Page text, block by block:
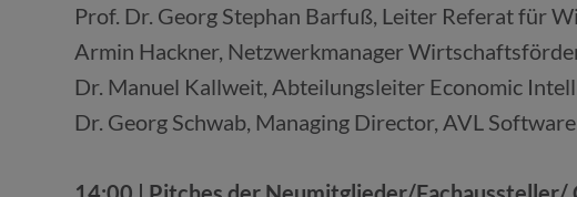
Prof. Dr. Georg Stephan Barfuß, Leiter Referat für
Armin Hackner, Netzwerkmanager
Dr. Manuel Kallweit, Abteilungsleiter Economic
Dr. Georg Schwab, Managing Director, AVL